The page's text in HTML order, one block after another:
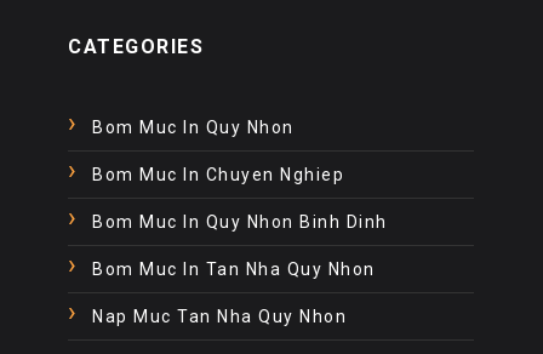
CATEGORIES
Bom Muc In Quy Nhon
Bom Muc In Chuyen Nghiep
Bom Muc In Quy Nhon Binh Dinh
Bom Muc In Tan Nha Quy Nhon
Nap Muc Tan Nha Quy Nhon